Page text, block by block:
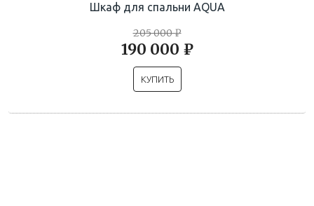
Шкаф для спальни AQUA
205 000 ₽
190 000 ₽
КУПИТЬ